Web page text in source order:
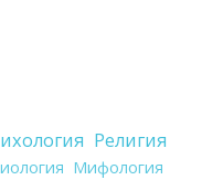
Религия
Мифология